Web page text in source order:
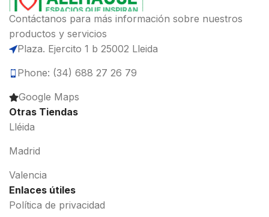
Contáctanos para más información sobre nuestros
productos y servicios
Plaza. Ejercito 1 b 25002 Lleida
Phone: (34) 688 27 26 79
Google Maps
Otras Tiendas
Lléida
Madrid
Valencia
Enlaces útiles
Política de privacidad